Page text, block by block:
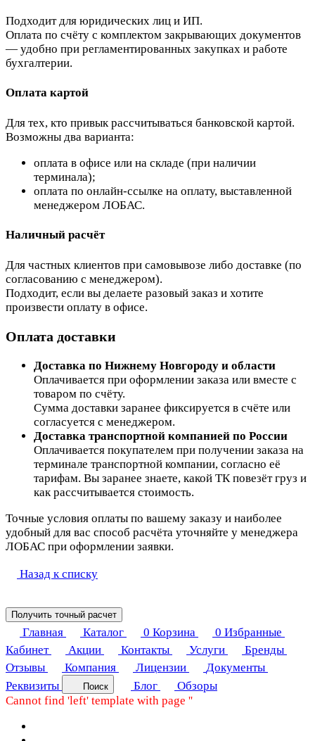
Подходит для юридических лиц и ИП.
Оплата по счёту с комплектом закрывающих документов
— удобно при регламентированных закупках и работе
бухгалтерии.
Оплата картой
Для тех, кто привык рассчитываться банковской картой.
Возможны два варианта:
оплата в офисе или на складе (при наличии
терминала);
оплата по онлайн-ссылке на оплату, выставленной
менеджером ЛОБАС.
Наличный расчёт
Для частных клиентов при самовывозе либо доставке (по
согласованию с менеджером).
Подходит, если вы делаете разовый заказ и хотите
произвести оплату в офисе.
Оплата доставки
Доставка по Нижнему Новгороду и области
Оплачивается при оформлении заказа или вместе с
товаром по счёту.
Сумма доставки заранее фиксируется в счёте или
согласуется с менеджером.
Доставка транспортной компанией по России
Оплачивается покупателем при получении заказа на
терминале транспортной компании, согласно её
тарифам. Вы заранее знаете, какой ТК повезёт груз и
как рассчитывается стоимость.
Точные условия оплаты по вашему заказу и наиболее
удобный для вас способ расчёта уточняйте у менеджера
ЛОБАС при оформлении заявки.
Назад к списку
Получить точный расчет
Главная Каталог 0 Корзина 0 Избранные
Кабинет
Акции Контакты Услуги
Бренды
Отзывы
Компания Лицензии
Документы
Реквизиты
Поиск Блог
Обзоры
Cannot find 'left' template with page ''